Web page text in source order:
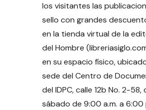
los visitantes las
sello con grandes
en la tienda virtual de la
del Hombre
en su espacio físico,
sede del Centro de
del IDPC, calle 12b No. 2-58,
sábado de 9:00 a.m. a 6:00